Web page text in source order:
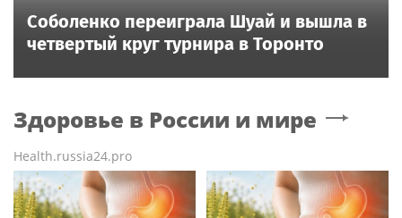
Соболенко переиграла Шуай и вышла в
четвертый круг турнира в Торонто
Здоровье в России и мире
Health.russia24.pro